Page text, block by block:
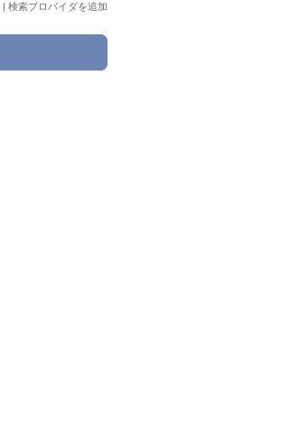
| 検索プロバイダを追加